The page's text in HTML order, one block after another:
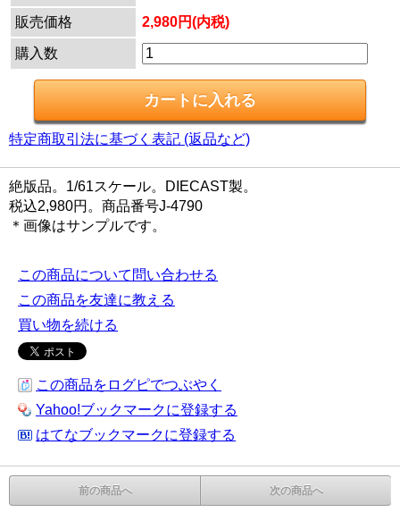
販売価格
2,980円(内税)
購入数
特定商取引法に基づく表記 (返品など)
絶版品。1/61スケール。DIECAST製。
税込2,980円。商品番号J-4790
＊画像はサンプルです。
この商品について問い合わせる
この商品を友達に教える
買い物を続ける
この商品をログピでつぶやく
Yahoo!ブックマークに登録する
はてなブックマークに登録する
前の商品へ 次の商品へ